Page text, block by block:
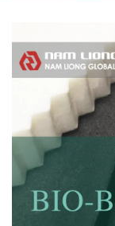
Polymère.